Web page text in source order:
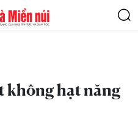
không hạt năng